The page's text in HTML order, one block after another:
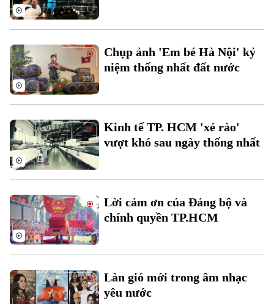
Chính trị
An ninh trật tự
Công nghệ
Nhịp sống Hà Nội
Người Hà Nội
Khoảnh khắc Hà Nội
Thế giới
Tin tức
Quân sự
Hồ sơ
Người Việt 4 phương
Kinh tế
Tin tức
Tài chính Ngân hàng
Doanh nghiệp
Nhà đất
Tin tức
Đầu tư
Đất đai
Kinh nghiệm
Tàu và Xe
Ô tô
Tàu
Xe máy
Thị trường
Giáo dục
Tuyển sinh
Hướng nghiệp
Văn hóa
Tin tức
Làng nghề
Di tích
Sức khỏe
Dinh dưỡng
Bóng đá
Giải trí
Chụp ảnh 'Em bé Hà Nội' kỷ
niệm thống nhất đất nước
Kinh tế TP. HCM 'xé rào'
vượt khó sau ngày thống nhất
Lời cảm ơn của Đảng bộ và
chính quyền TP.HCM
Làn gió mới trong âm nhạc
yêu nước